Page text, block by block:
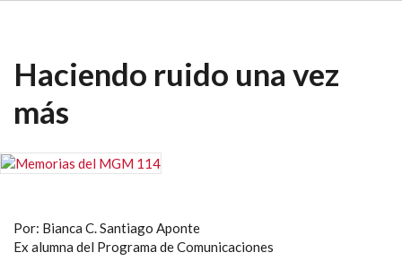
Haciendo ruido una vez
más
Por: Bianca C. Santiago Aponte
Ex alumna del Programa de Comunicaciones